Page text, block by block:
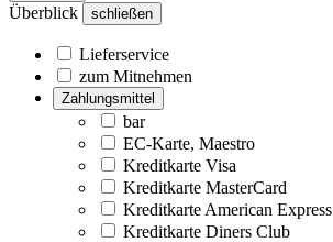
Überblick schließen
Lieferservice
zum Mitnehmen
Zahlungsmittel
bar
EC-Karte, Maestro
Kreditkarte Visa
Kreditkarte MasterCard
Kreditkarte American Express
Kreditkarte Diners Club